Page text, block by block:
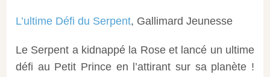
L’ultime Défi du Serpent, Gallimard Jeunesse
Le Serpent a kidnappé la Rose et lancé un ultime
défi au Petit Prince en l’attirant sur sa planète !